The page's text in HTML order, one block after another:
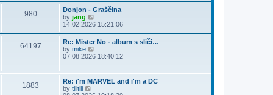
w
t
h
e
l
a
t
e
t
p
o
s
980
Donjon - Graščina
by jang
i
w
h
e
a
t
14.02.2026 15:21:06
64197
Re: Mister No - album s sliči…
by mike
i
t
h
e
07.08.2026 18:40:12
1883
Re: i'm MARVEL and i'm a DC
by tilitili